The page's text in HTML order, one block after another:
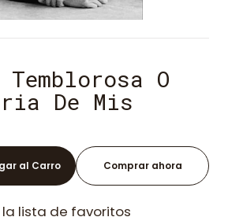
O
De Mis
al Carro Comprar ahora
lista de favoritos